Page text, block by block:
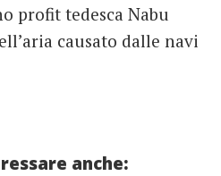
profit tedesca Nabu
causato dalle navi
anche: